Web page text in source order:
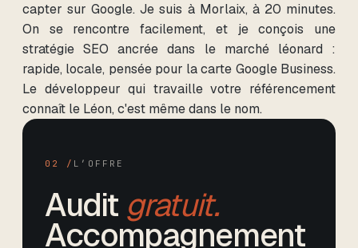
capter sur Google. Je suis à Morlaix, à 20 minutes.
On se rencontre facilement, et je conçois une
stratégie SEO ancrée dans le marché léonard :
rapide, locale, pensée pour la carte Google Business.
Le développeur qui travaille votre référencement
connaît le Léon, c'est même dans le nom.
02 / L’OFFRE
Audit gratuit.
Accompagnement